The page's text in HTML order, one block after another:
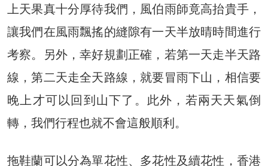
上天果真十分厚待我們，風伯雨師竟高抬貴手，
讓我們在風雨飄搖的縫隙有一天半放晴時間進行
考察。另外，幸好規劃正確，若第一天走半天路
線，第二天走全天路線，就要冒雨下山，相信要
晚上才可以回到山下了。此外，若兩天天氣倒
轉，我們行程也就不會這般順利。
拖鞋蘭可以分為單花性、多花性及續花性，香港